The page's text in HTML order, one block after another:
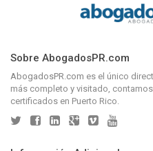
Sobre AbogadosPR.com
AbogadosPR.com es el único
más completo y visitado,
certificados en Puerto Rico.